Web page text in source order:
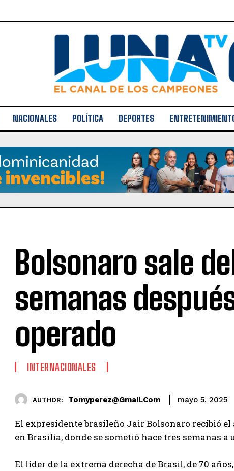
NACIONALES POLÍTICA DEPORTES
Bolsonaro sale
semanas
operado
INTERNACIONALES
AUTHOR: Tomyperez@gmail.com mayo 5, 2025
El expresidente brasileño Jair Bolsonaro recibió
en Brasilia, donde se sometió hace tres semanas
El líder de la extrema derecha de Brasil, de 70